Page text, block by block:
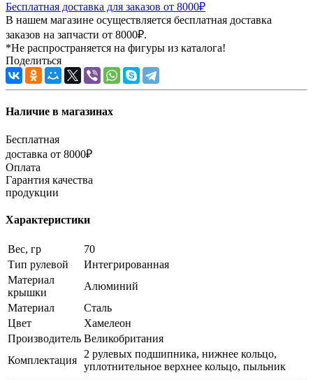
Бесплатная доставка для заказов от 8000₽
В нашем магазине осуществляется бесплатная доставка
заказов на запчасти от 8000₽.
*Не распространяется на фигуры из каталога!
Поделиться
Наличие в магазинах
Бесплатная
доставка от 8000₽
Оплата
Гарантия качества
продукции
Характеристики
Вес, гр
70
Тип рулевой
Интегрированная
Материал
крышки
Алюминий
Материал
Сталь
Цвет
Хамелеон
Производитель Великобритания
Комплектация
2 рулевых подшипника, нижнее кольцо,
уплотнительное верхнее кольцо, пыльник